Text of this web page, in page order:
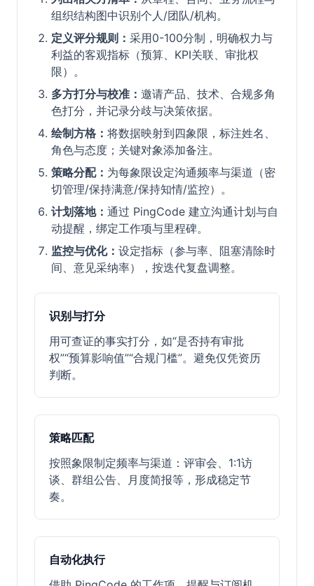
组织结构图中识别个人/团队/机构。
定义评分规则： 采用0-100分制，明确权力与
利益的客观指标（预算、KPI关联、审批权
限）。
多方打分与校准： 邀请产品、技术、合规多角
色打分，并记录分歧与决策依据。
绘制方格： 将数据映射到四象限，标注姓名、
角色与态度；关键对象添加备注。
策略分配： 为每象限设定沟通频率与渠道（密
切管理/保持满意/保持知情/监控）。
计划落地： 通过 PingCode 建立沟通计划与自
动提醒，绑定工作项与里程碑。
监控与优化： 设定指标（参与率、阻塞清除时
间、意见采纳率），按迭代复盘调整。
识别与打分
用可查证的事实打分，如“是否持有审批
权”“预算影响值”“合规门槛”。避免仅凭资历
判断。
策略匹配
按照象限制定频率与渠道：评审会、1:1访
谈、群组公告、月度简报等，形成稳定节
奏。
自动化执行